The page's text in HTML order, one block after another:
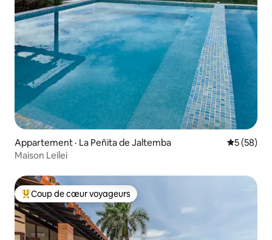
Appartement · La Peñita de Jaltemba Note
5 (58)
Maison Leilei
Coup de cœur voyageurs parmi les plus aimés
Coup de cœur voyageurs